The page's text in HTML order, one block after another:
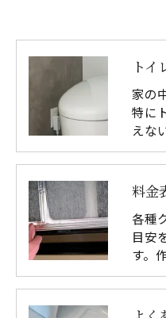
トイ
家の
特に
えな
料金
各種
目安
す。